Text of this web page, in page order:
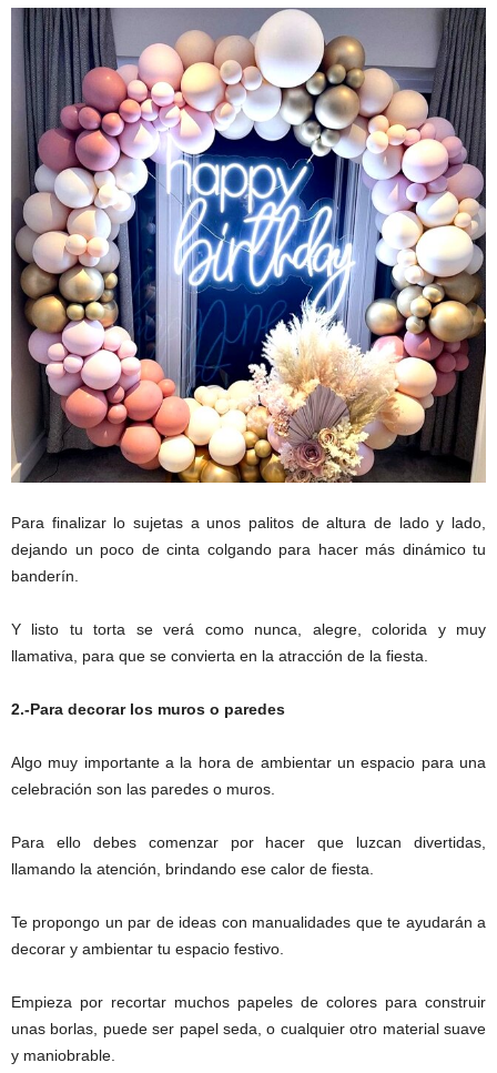
Para finalizar lo sujetas a unos palitos de altura de lado y lado,
dejando un poco de cinta colgando para hacer más dinámico tu
banderín.
Y listo tu torta se verá como nunca, alegre, colorida y muy
llamativa, para que se convierta en la atracción de la fiesta.
2.-Para decorar los muros o paredes
Algo muy importante a la hora de ambientar un espacio para una
celebración son las paredes o muros.
Para ello debes comenzar por hacer que luzcan divertidas,
llamando la atención, brindando ese calor de fiesta.
Te propongo un par de ideas con manualidades que te ayudarán a
decorar y ambientar tu espacio festivo.
Empieza por recortar muchos papeles de colores para construir
unas borlas, puede ser papel seda, o cualquier otro material suave
y maniobrable.